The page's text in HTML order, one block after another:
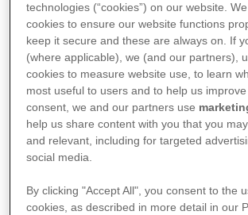
leven is er een tijd van komen en gaan.
Tijd van gaan
Zijn we dan helemaal van corona af?
Het coronavirus is nog niet weg. De
de website van het RIVM geven aan
zo’n 19 mensen met een corona-
gemiddeld 67 patiënten in het
technologies (“cookies”) on our website.
cookies to ensure our website functions
keep it secure and these are always on. If
(where applicable), we (and our partners),
cookies to measure website use, to learn
most useful to users and to help us
consent, we and our partners use
help us share content with you that you
and relevant, including for targeted
social media.
By clicking "Accept All", you consent to the
cookies, as described in more detail in our